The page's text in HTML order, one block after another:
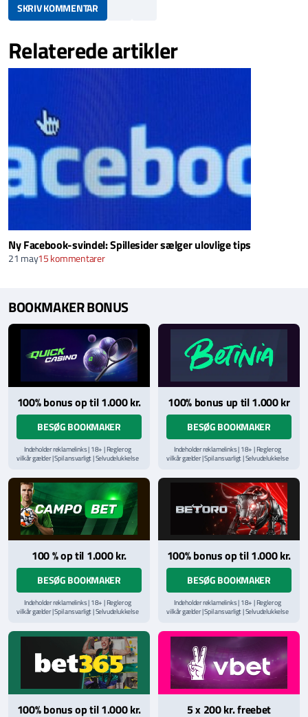
SKRIV KOMMENTAR
Relaterede artikler
Ny Facebook-svindel: Spillesider sælger ulovlige tips
21 may15 kommentarer
BOOKMAKER BONUS
100% bonus op til 1.000 kr.
BESØG BOOKMAKER
Indeholder reklamelinks | 18+ | Regler og
vilkår gælder | Spil ansvarligt | Selvudelukkelse
hjælpelinje påStopSpillet.dk
Læs vilkår og betingelserher
100% bonus up til 1.000 kr
BESØG BOOKMAKER
Indeholder reklamelinks | 18+ | Regler og
vilkår gælder | Spil ansvarligt | Selvudelukkelse
hjælpelinje påStopSpillet.dk
Læs vilkår og betingelserher
100 % op til 1.000 kr.
BESØG BOOKMAKER
Indeholder reklamelinks | 18+ | Regler og
vilkår gælder | Spil ansvarligt | Selvudelukkelse
hjælpelinje påStopSpillet.dk
Læs vilkår og betingelserher
100% bonus op til 1.000 kr.
BESØG BOOKMAKER
Indeholder reklamelinks | 18+ | Regler og
vilkår gælder | Spil ansvarligt | Selvudelukkelse
hjælpelinje påStopSpillet.dk
Læs vilkår og betingelserher
100% bonus op til 1.000 kr.
5 x 200 kr. freebet